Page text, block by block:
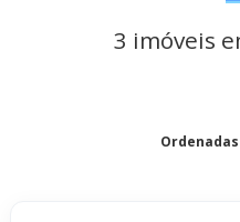
3 imóveis